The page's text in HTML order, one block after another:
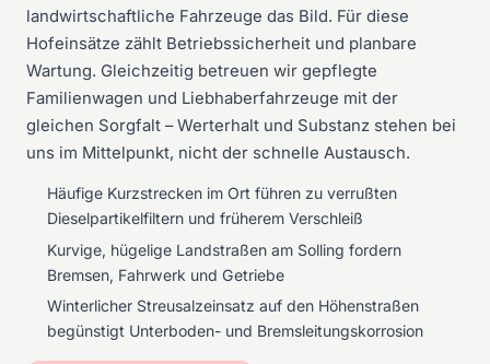
landwirtschaftliche Fahrzeuge das Bild. Für diese
Hofeinsätze zählt Betriebssicherheit und planbare
Wartung. Gleichzeitig betreuen wir gepflegte
Familienwagen und Liebhaberfahrzeuge mit der
gleichen Sorgfalt – Werterhalt und Substanz stehen bei
uns im Mittelpunkt, nicht der schnelle Austausch.
Häufige Kurzstrecken im Ort führen zu verrußten
Dieselpartikelfiltern und früherem Verschleiß
Kurvige, hügelige Landstraßen am Solling fordern
Bremsen, Fahrwerk und Getriebe
Winterlicher Streusalzeinsatz auf den Höhenstraßen
begünstigt Unterboden- und Bremsleitungskorrosion